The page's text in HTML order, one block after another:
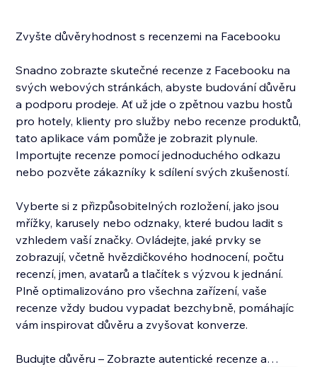
Zvyšte důvěryhodnost s recenzemi na Facebooku
Snadno zobrazte skutečné recenze z Facebooku na
svých webových stránkách, abyste budování důvěru
a podporu prodeje. Ať už jde o zpětnou vazbu hostů
pro hotely, klienty pro služby nebo recenze produktů,
tato aplikace vám pomůže je zobrazit plynule.
Importujte recenze pomocí jednoduchého odkazu
nebo pozvěte zákazníky k sdílení svých zkušeností.
Vyberte si z přizpůsobitelných rozložení, jako jsou
mřížky, karusely nebo odznaky, které budou ladit s
vzhledem vaší značky. Ovládejte, jaké prvky se
zobrazují, včetně hvězdičkového hodnocení, počtu
recenzí, jmen, avatarů a tlačítek s výzvou k jednání.
Plně optimalizováno pro všechna zařízení, vaše
recenze vždy budou vypadat bezchybně, pomáhajíc
vám inspirovat důvěru a zvyšovat konverze.
Budujte důvěru – Zobrazte autentické recenze a